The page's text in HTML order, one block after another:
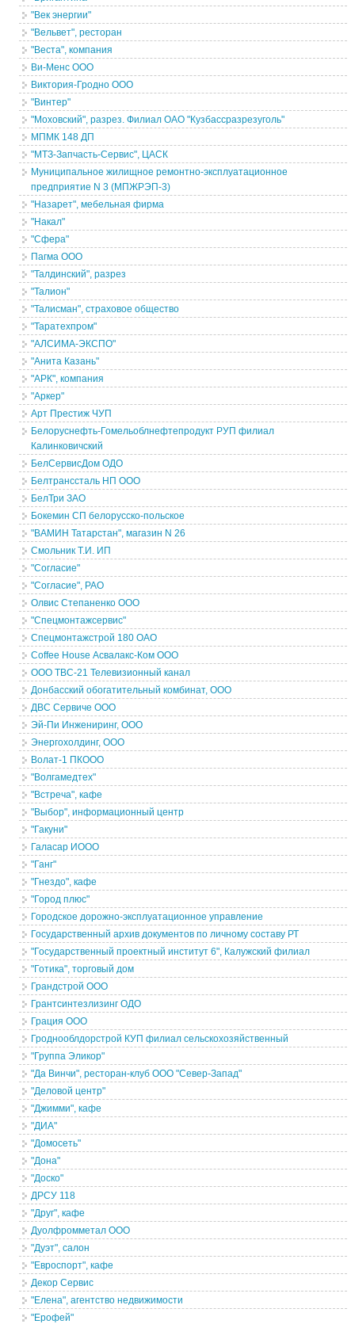
"Век энергии"
"Вельвет", ресторан
"Веста", компания
Ви-Менс ООО
Виктория-Гродно ООО
"Винтер"
"Моховский", разрез. Филиал ОАО "Кузбассразрезуголь"
МПМК 148 ДП
"МТЗ-Запчасть-Сервис", ЦАСК
Муниципальное жилищное ремонтно-эксплуатационное
предприятие N 3 (МПЖРЭП-3)
"Назарет", мебельная фирма
"Накал"
"Сфера"
Пагма ООО
"Талдинский", разрез
"Талион"
"Талисман", страховое общество
"Таратехпром"
"АЛСИМА-ЭКСПО"
"Анита Казань"
"АРК", компания
"Аркер"
Арт Престиж ЧУП
Белоруснефть-Гомельоблнефтепродукт РУП филиал
Калинковичский
БелСервисДом ОДО
Белтранссталь НП ООО
БелТри ЗАО
Бокемин СП белорусско-польское
"ВАМИН Татарстан", магазин N 26
Смольник Т.И. ИП
"Согласие"
"Согласие", РАО
Олвис Степаненко ООО
"Спецмонтажсервис"
Спецмонтажстрой 180 ОАО
Coffee House Асвалакс-Ком ООО
ООО ТВС-21 Телевизионный канал
Донбасский обогатительный комбинат, ООО
ДВС Сервиче ООО
Эй-Пи Инжениринг, ООО
Энергохолдинг, ООО
Волат-1 ПКООО
"Волгамедтех"
"Встреча", кафе
"Выбор", информационный центр
"Гакуни"
Галасар ИООО
"Ганг"
"Гнездо", кафе
"Город плюс"
Городское дорожно-эксплуатационное управление
Государственный архив документов по личному составу РТ
"Государственный проектный институт 6", Калужский филиал
"Готика", торговый дом
Грандстрой ООО
Грантсинтезлизинг ОДО
Грация ООО
Гроднооблдорстрой КУП филиал сельскохозяйственный
"Группа Эликор"
"Да Винчи", ресторан-клуб ООО "Север-Запад"
"Деловой центр"
"Джимми", кафе
"ДИА"
"Домосеть"
"Дона"
"Доско"
ДРСУ 118
"Друг", кафе
Дуолфромметал ООО
"Дуэт", салон
"Евроспорт", кафе
Декор Сервис
"Елена", агентство недвижимости
"Ерофей"